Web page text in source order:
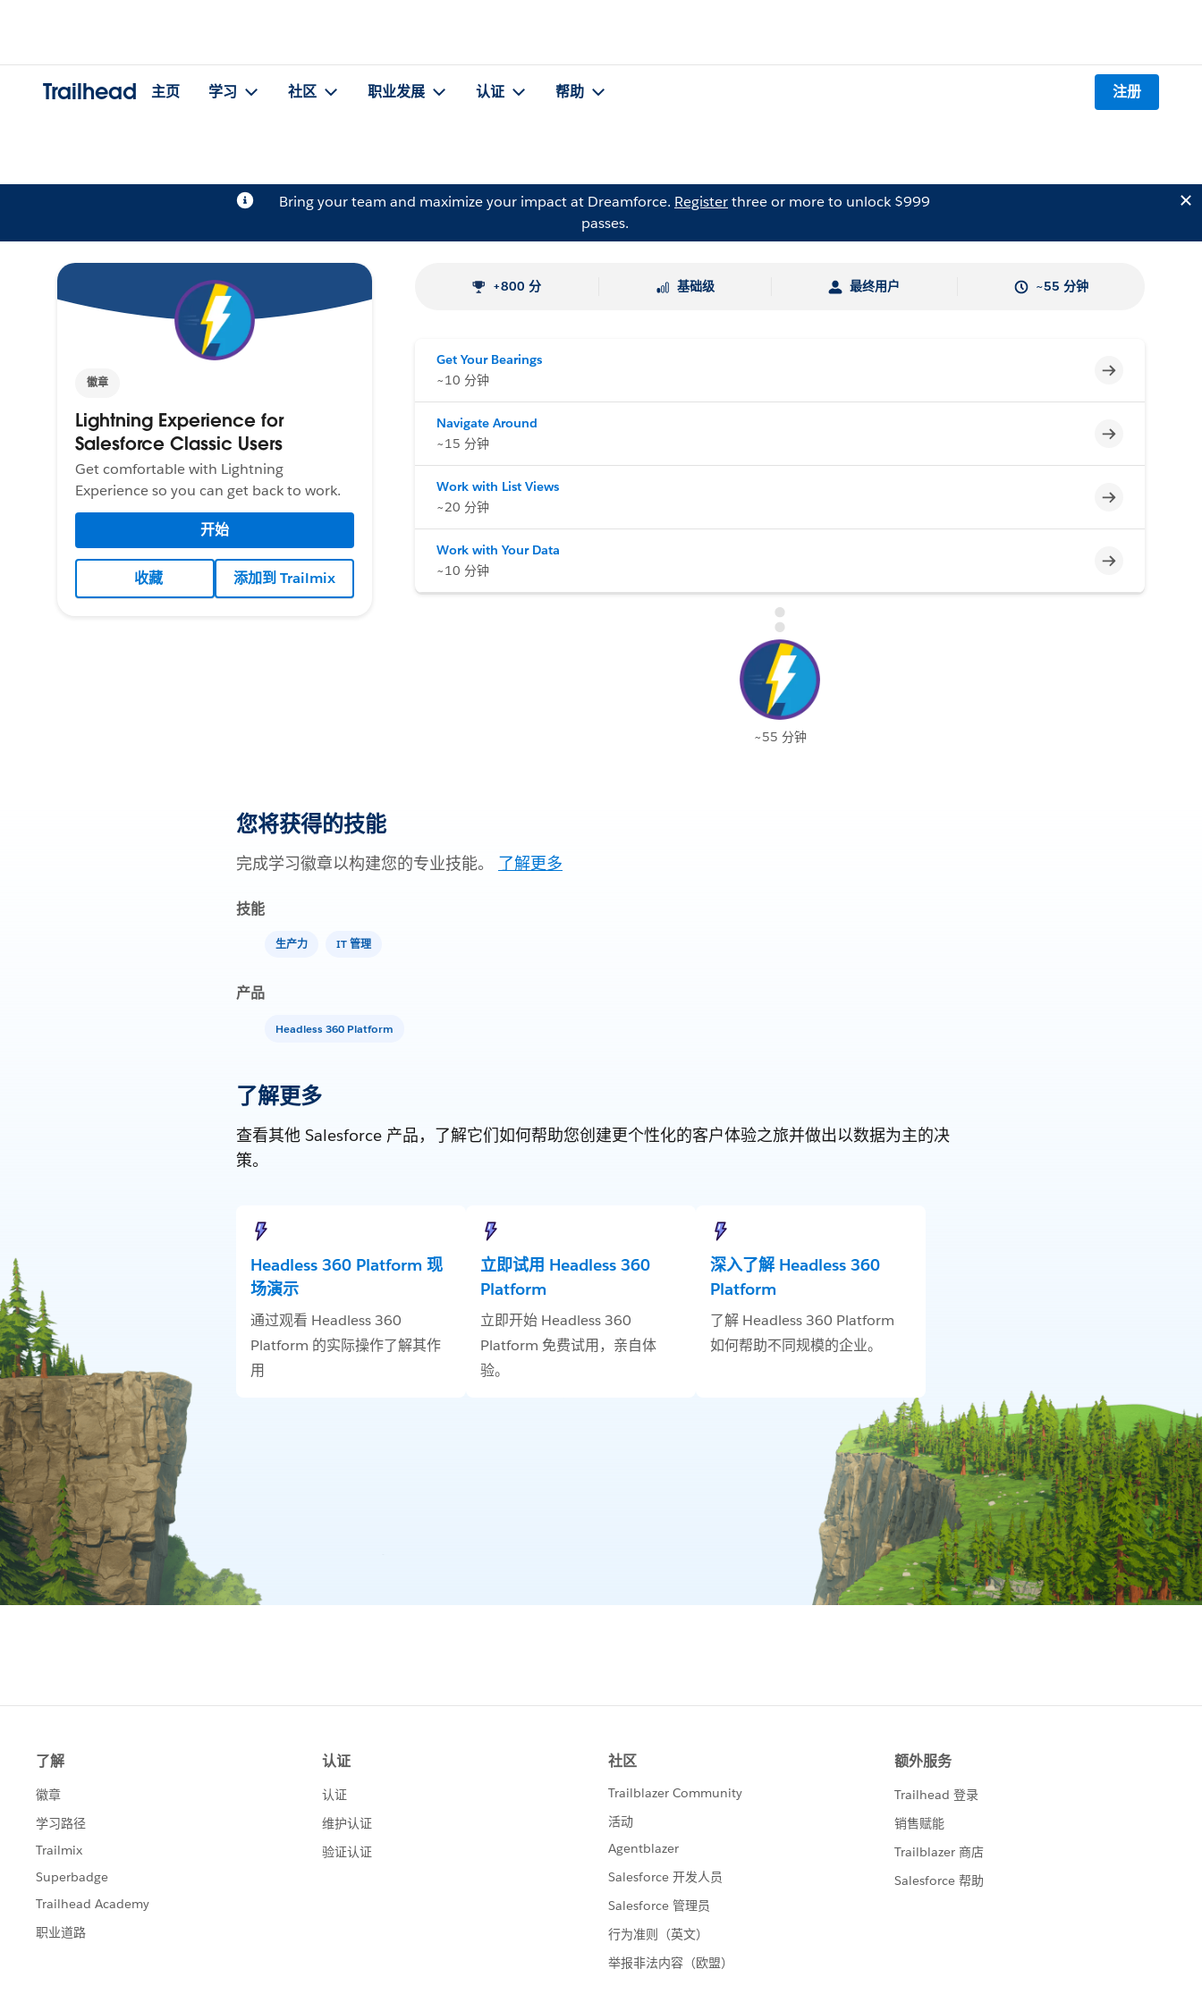
Trailhead 主页 学习 社区 职业发展 认证 帮助 注册
Bring your team and maximize your impact at Dreamforce. Registerthree or more to unlock $999
passes.
徽章
Lightning Experience for
Salesforce Classic Users
Get comfortable with Lightning
Experience so you can get back to work.
开始
收藏 添加到 Trailmix
+800 分 基础级 最终用户 ~55 分钟
Get Your Bearings
~10 分钟
不完整
Navigate Around
~15 分钟
不完整
Work with List Views
~20 分钟
不完整
Work with Your Data
~10 分钟
不完整
~55 分钟
您将获得的技能
完成学习徽章以构建您的专业技能。 了解更多
技能
生产力 IT 管理
产品
Headless 360 Platform
了解更多
查看其他 Salesforce 产品，了解它们如何帮助您创建更个性化的客户体验之旅并做出以数据为主的决
策。
Headless 360 Platform 现
场演示
通过观看 Headless 360
Platform 的实际操作了解其作
用
立即试用 Headless 360
Platform
立即开始 Headless 360
Platform 免费试用，亲自体
验。
深入了解 Headless 360
Platform
了解 Headless 360 Platform
如何帮助不同规模的企业。